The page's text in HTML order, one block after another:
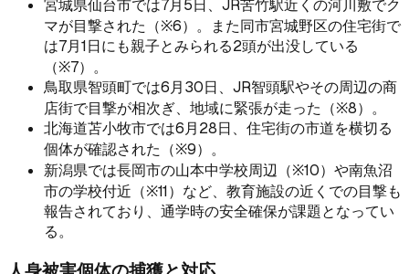
宮城県仙台市では7月5日、JR苦竹駅近くの河川敷でク
マが目撃された（※6）。また同市宮城野区の住宅街で
は7月1日にも親子とみられる2頭が出没している
（※7）。
鳥取県智頭町では6月30日、JR智頭駅やその周辺の商
店街で目撃が相次ぎ、地域に緊張が走った（※8）。
北海道苫小牧市では6月28日、住宅街の市道を横切る
個体が確認された（※9）。
新潟県では長岡市の山本中学校周辺（※10）や南魚沼
市の学校付近（※11）など、教育施設の近くでの目撃も
報告されており、通学時の安全確保が課題となってい
る。